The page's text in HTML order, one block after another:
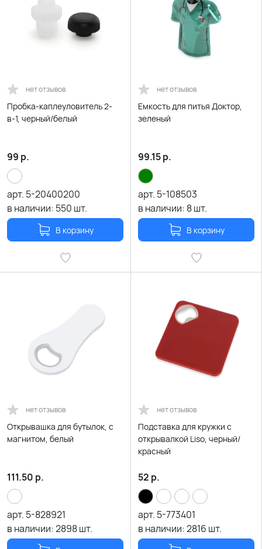
нет отзывов
Пробка-каплеуловитель 2-
в-1, черный/белый
99 р.
арт. 5-20400200
в наличии: 550 шт.
В корзину
нет отзывов
Емкость для питья Доктор,
зеленый
99.15р.
арт. 5-108503
в наличии: 8шт.
В корзину
нет отзывов
Открывашка для бутылок, с
магнитом, белый
111.50 р.
арт. 5-828921
в наличии:2898шт.
нет отзывов
Подставка для кружки с
открывалкой Liso, черный/
красный
52 р.
арт. 5-773401
в наличии:2816 шт.